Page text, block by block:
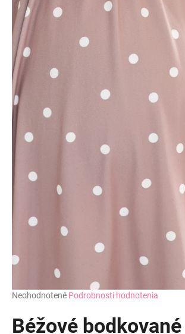
Priemerné
produktu
je
Neohodnotené Podrobnosti hodnotenia
Béžové